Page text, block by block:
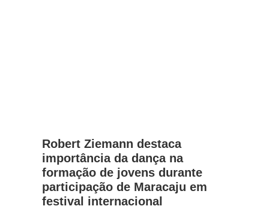
Robert Ziemann destaca
importância da dança na
formação de jovens durante
participação de Maracaju em
festival internacional